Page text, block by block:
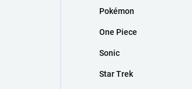
Pokémon
One Piece
Sonic
Star Trek